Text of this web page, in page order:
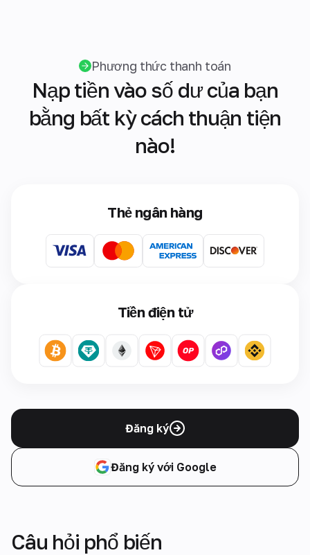
Phương thức thanh toán
Nạp tiền vào số dư của bạn
bằng bất kỳ cách thuận tiện
nào!
Thẻ ngân hàng
Tiền điện tử
Đăng ký
Đăng ký với Google
Câu hỏi phổ biến